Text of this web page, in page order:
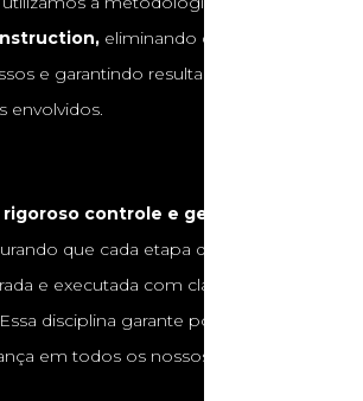
eliminando desperdícios,
e garantindo resultados com maior
envolvidos.
rigoroso controle e gestão de
que cada etapa da obra seja
e executada com clareza e
disciplina garante pontualidade,
em todos os nossos projetos.